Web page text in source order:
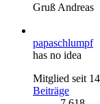
Gruß Andreas
papaschlumpf
has no idea
Mitglied seit
Beiträge